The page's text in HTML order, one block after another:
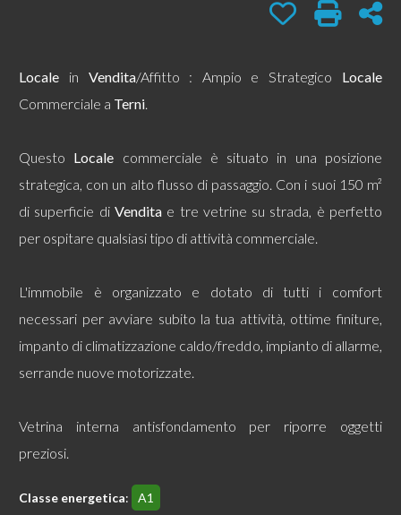
Stampa:
Preferiti: Cod. 95
Locale in Vendita/Affitto : Ampio e Strategico Locale
Commerciale a Terni.
Questo Locale commerciale è situato in una posizione
strategica, con un alto flusso di passaggio. Con i suoi 150 m²
di superficie di Venditae tre vetrine su strada, è perfetto
per ospitare qualsiasi tipo di attività commerciale.
L'immobile è organizzato e dotato di tutti i comfort
necessari per avviare subito la tua attività, ottime finiture,
impanto di climatizzazione caldo/freddo, impianto di allarme,
serrande nuove motorizzate.
Vetrina interna antisfondamento per riporre oggetti
preziosi.
Classe energetica: A1
Residenziali
Commerciali
Terreni
Totale